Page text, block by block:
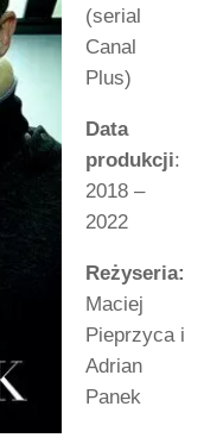
(serial
Canal
Plus)
Data
produkcji:
2018 –
2022
Reżyseria:
Maciej
Pieprzyca i
Adrian
Panek